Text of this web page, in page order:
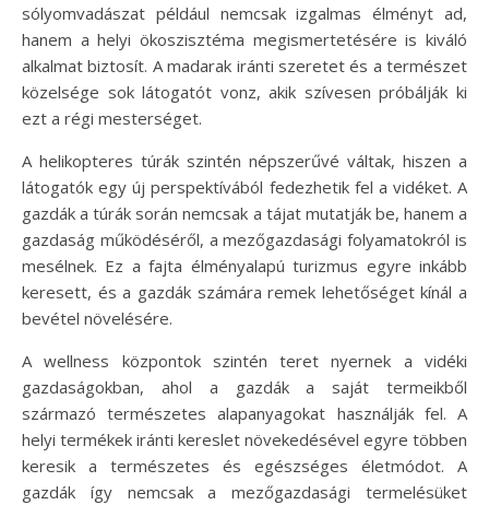
sólyomvadászat például nemcsak izgalmas élményt ad,
hanem a helyi ökoszisztéma megismertetésére is kiváló
alkalmat biztosít. A madarak iránti szeretet és a természet
közelsége sok látogatót vonz, akik szívesen próbálják ki
ezt a régi mesterséget.
A helikopteres túrák szintén népszerűvé váltak, hiszen a
látogatók egy új perspektívából fedezhetik fel a vidéket. A
gazdák a túrák során nemcsak a tájat mutatják be, hanem a
gazdaság működéséről, a mezőgazdasági folyamatokról is
mesélnek. Ez a fajta élményalapú turizmus egyre inkább
keresett, és a gazdák számára remek lehetőséget kínál a
bevétel növelésére.
A wellness központok szintén teret nyernek a vidéki
gazdaságokban, ahol a gazdák a saját termeikből
származó természetes alapanyagokat használják fel. A
helyi termékek iránti kereslet növekedésével egyre többen
keresik a természetes és egészséges életmódot. A
gazdák így nemcsak a mezőgazdasági termelésüket